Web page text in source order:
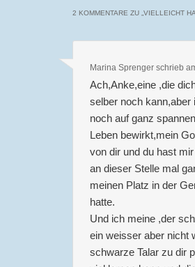
2 KOMMENTARE ZU „ VIELLEICHT
Marina Sprenger schrieb
Ach,Anke,eine ,die
selber noch
noch auf ganz
Leben bewirkt,mein
von dir und du hast
an dieser Stelle mal
meinen Platz in der
hatte.
Und ich meine ,der
ein weisser aber nicht
schwarze Talar zu dir